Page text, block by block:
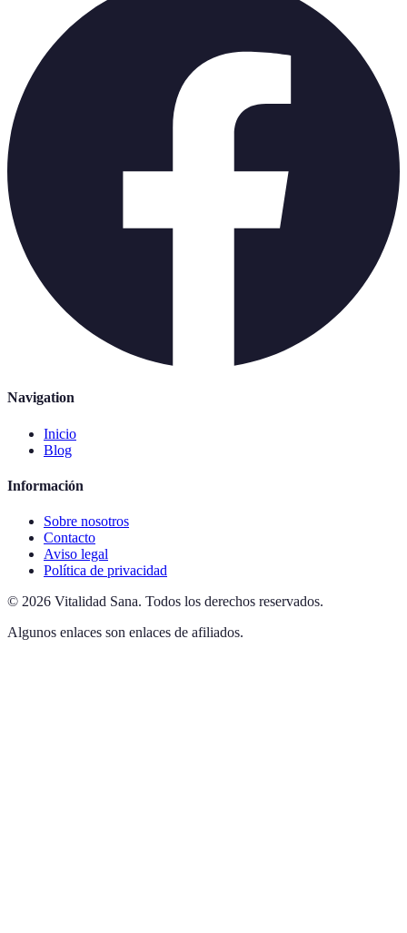
Navigation
Inicio
Blog
Información
Sobre nosotros
Contacto
Aviso legal
Política de privacidad
© 2026 Vitalidad Sana. Todos los derechos reservados.
Algunos enlaces son enlaces de afiliados.